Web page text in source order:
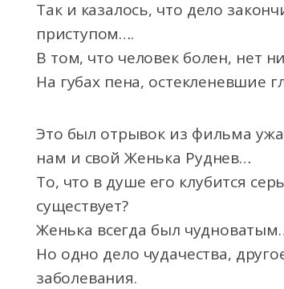
Так и казалось, что дело
приступом….
В том, что человек болен, нет
На губах пена, остекленевшие
Это был отрывок из фильма
нам и свой Женька Руднев…
То, что в душе его клубится
существует?
Женька всегда был
Но одно дело чудачества,
заболевания.